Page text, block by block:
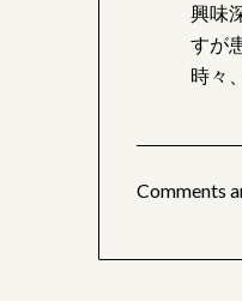
興味
すが
時々
Comments